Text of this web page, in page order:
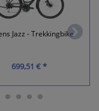
Jazz - Trekkingbike
699,51 € *